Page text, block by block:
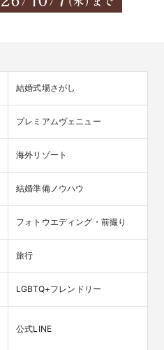
結婚式場さがし
プレミアムヴェニュー
海外リゾート
結婚準備ノウハウ
フォトウエディング・前撮り
旅行
LGBTQ+フレンドリー
公式LINE